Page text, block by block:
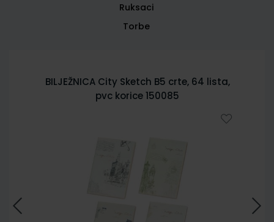
Ruksaci
Torbe
BILJEŽNICA City Sketch B5 crte, 64 lista,
pvc korice 150085